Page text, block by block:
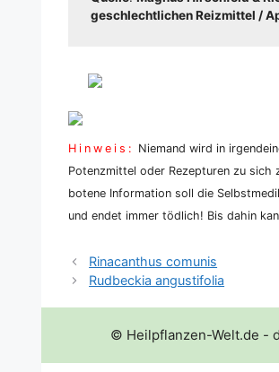
geschlecht­li­chen Reiz­mit­tel /​​
Hin­weis: Nie­mand wird in
Potenz­mit­tel oder Rezep­tu­ren zu sich
bo­te­ne Infor­ma­ti­on soll die
und endet immer töd­lich! Bis dahin
Rinacanthus comunis
Rudbeckia angustifolia
© Heilpflanzen-Welt.de -